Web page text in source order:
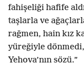
fahişeliği hafife
taşlarla ve
rağmen, hain kız
yüreğiyle
Yehova’nın sözü.”